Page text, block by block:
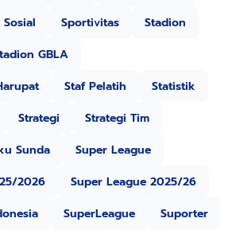
Sosial Sportivitas
Stadion
GBLA
Staf Pelatih
Statistik
Strategi
Strategi Tim
Sunda
Super League
2026
Super League 2025/26
SuperLeague
Suporter